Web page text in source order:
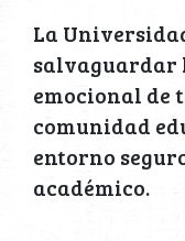
La
salvaguardar
emocional de
comunidad
entorno
académico.